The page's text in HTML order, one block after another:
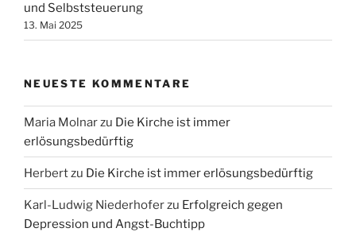
und Selbststeuerung
13. Mai 2025
NEUESTE KOMMENTARE
Maria Molnarzu Die Kirche ist immer
erlösungsbedürftig
Herbertzu Die Kirche ist immer erlösungsbedürftig
Karl-Ludwig Niederhoferzu Erfolgreich gegen
Depression und Angst-Buchtipp